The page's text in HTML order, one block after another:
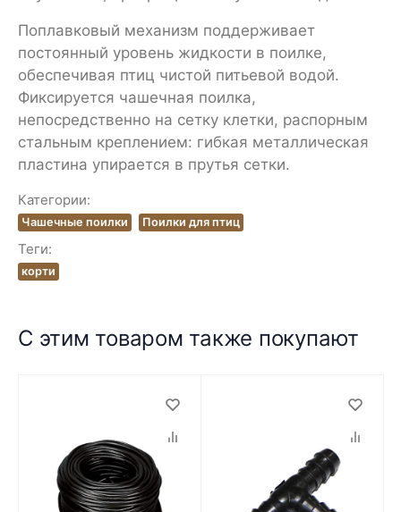
Поплавковый механизм поддерживает
постоянный уровень жидкости в поилке,
обеспечивая птиц чистой питьевой водой.
Фиксируется чашечная поилка,
непосредственно на сетку клетки, распорным
стальным креплением: гибкая металлическая
пластина упирается в прутья сетки.
Категории:
Чашечные поилки Поилки для птиц
Теги:
корти
С этим товаром также покупают